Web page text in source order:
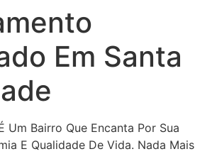
Em Santa
Um Bairro Que Encanta Por Sua
E Qualidade De Vida. Nada Mais